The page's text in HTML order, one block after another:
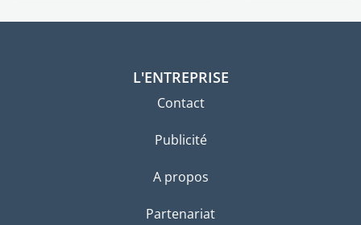
L'ENTREPRISE
Contact
Publicité
A propos
Partenariat